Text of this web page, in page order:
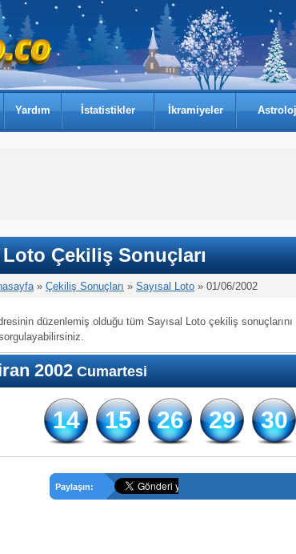
Yardım İstatistikler İkramiyeler
Loto Çekiliş Sonuçları
» Çekiliş Sonuçları » Sayısal Loto » 01/06/2002
düzenlemiş olduğu tüm Sayısal Loto çekiliş
2002Cumartesi
14 15 26 29 30
Paylaşın: